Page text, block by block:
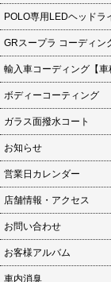
POLO専用LEDヘッドラ
GRスープラ コーディン
輸入車コーディング【車
ボディーコーティング
ガラス面撥水コート
お知らせ
営業日カレンダー
店舗情報・アクセス
お問い合わせ
お客様アルバム
車内消臭